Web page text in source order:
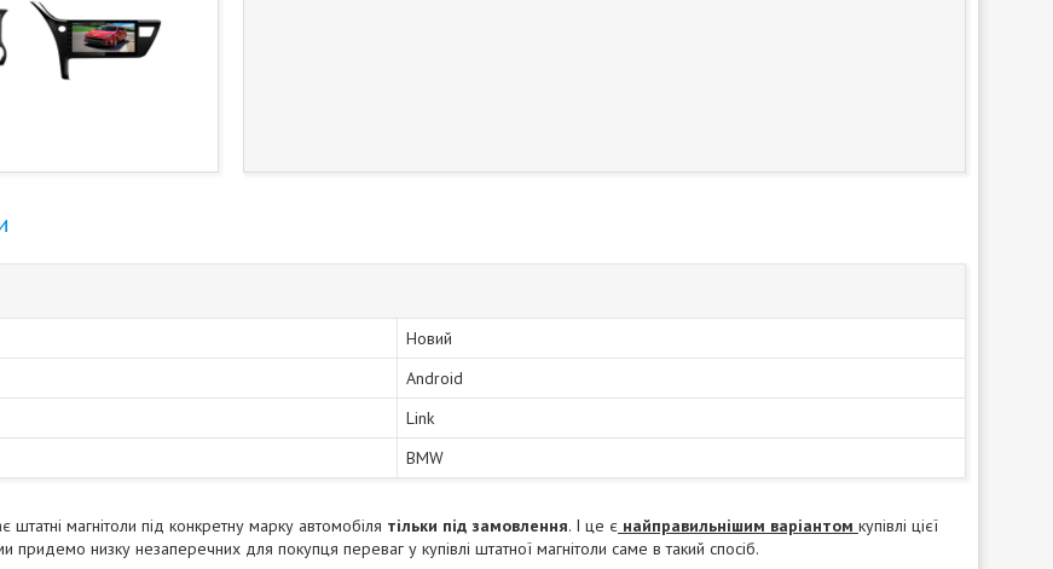
Новий
Android
Link
BMW
штатні магнітоли під конкретну марку автомобіля тільки під замовлення. І це є найправильнішим варіантом купівлі цієї
ми придемо низку незаперечних для покупця переваг у купівлі штатної магнітоли саме в такий спосіб.